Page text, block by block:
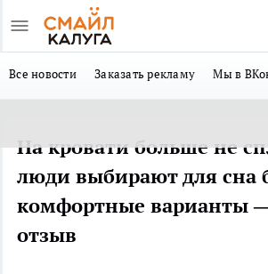
Все новости Заказать рекламу Мы в
На кровати больше не
люди выбирают для сна
комфортные варианты
отзыв